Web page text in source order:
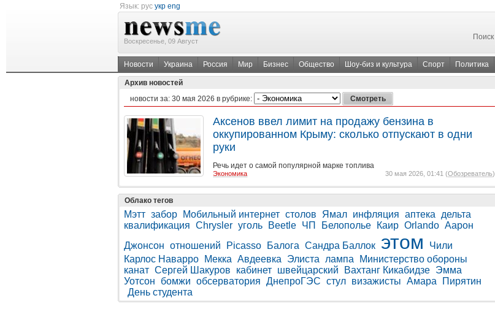
Язык: рус укр eng
Воскресенье, 09 Август Поиск
Новости Украина Россия Мир Бизнес Общество Шоу-биз и культура Спорт Политика
Архив новостей
новости за: 30 мая 2026 в рубрике:
Аксенов ввел лимит на продажу бензина в
оккупированном Крыму: сколько отпускают в одни
руки
Речь идет о самой популярной марке топлива
Экономика 30 мая 2026, 01:41 (Обозреватель)
Облако тегов
Мэтт забор Мобильный интернет столов Ямал инфляция аптека
дельта
квалификация Chrysler уголь Beetle ЧП Белополье Каир Orlando Аарон
Джонсон отношений Picasso Балога Сандра Баллок этом
Чили
Карлос Наварро
Мекка Авдеевка Элиста лампа
Министерство обороны
канат Сергей Шакуров кабинет швейцарский Вахтанг Кикабидзе Эмма
Уотсон
бомжи обсерватория ДнепроГЭС стул визажисты Амара
Пирятин
День студента